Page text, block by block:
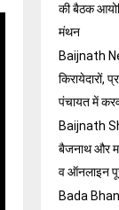
की बैठक
मंथन
Baijnath
किरायेदारों,
पंचायत में
Baijnath
बैजनाथ और
व ऑनलाइन
Bada